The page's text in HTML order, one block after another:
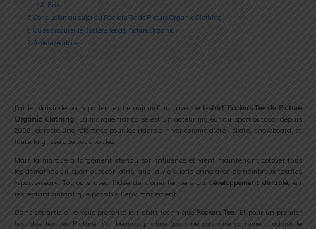
4.8 Prix
5 Conclusion au sujet du Rockers Tee de Picture Organic Clothing
6 Où se procurer le Rockers Tee de Picture Organic ?
7 Auteur/Autrice
J’ai le plaisir de vous parler textile aujourd’hui, avec le t-shirt Rockers Tee de Picture
Organic Clothing. La marque française est un acteur majeur du sport outdoor depuis
2008, et reste une référence pour les riders d’hiver comme d’été : skate, snowboard, et
toute la glisse que vous voulez !
Mais la marque a largement étendu son influence et vient maintenant cotoyer tous
les domaines du sport outdoor, ainsi que la vie quotidienne avec de nombreux textiles
«sportswear». Toujours avec l’idée de s’orienter vers du développement durable, en
respectant autant que possible l’environnement.
Dans cet article, je vous présente le t-shirt technique Rockers Tee. Et pour un premier
test des textiles Picture, j’ai beaucoup aimé (pour ne pas dire carrément adoré) le